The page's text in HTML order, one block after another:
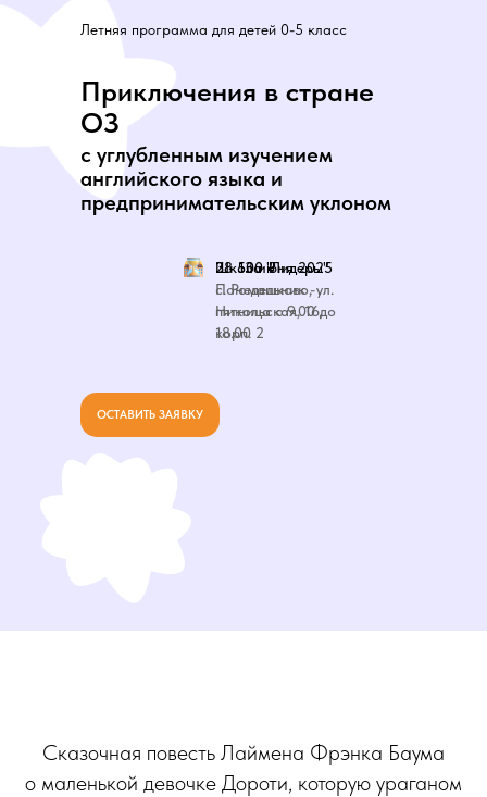
38 500 ₽
с. Ромашково, ул.
Никольская, 16,
корп. 2
Школа "Лидеры"
Понедельник -
пятница с 9.00 до
18.00
2 - 13 июня 2025
ОСТАВИТЬ ЗАЯВКУ
Летняя программа для детей 0-5 класс
с углубленным изучением
английского языка и
предпринимательским уклоном
Приключения в стране
ОЗ
Сказочная повесть Лаймена Фрэнка Баума
о маленькой девочке Дороти, которую ураганом